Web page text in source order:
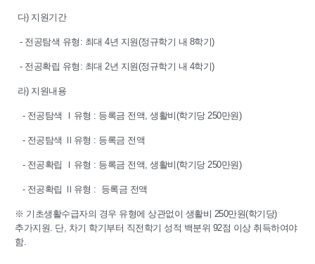
다) 지원기간
- 전공탐색 유형: 최대 4년 지원(정규학기 내 8학기)
- 전공확립 유형: 최대 2년 지원(정규학기 내 4학기)
라) 지원내용
- 전공탐색 Ⅰ유형 : 등록금 전액, 생활비(학기당 250만원)
- 전공탐색 Ⅱ유형 : 등록금 전액
- 전공확립 Ⅰ유형 : 등록금 전액, 생활비(학기당 250만원)
- 전공확립 Ⅱ유형 : 등록금 전액
※ 기초생활수급자의 경우 유형에 상관없이 생활비 250만원(학기당)
추가지원. 단, 차기 학기부터 직전학기 성적 백분위 92점 이상 취득하여야
함.